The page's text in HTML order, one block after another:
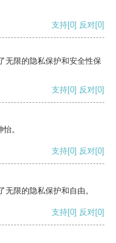
支持[0] 反对[0]
无限的隐私保护和安全性保
支持[0] 反对[0]
。
支持[0] 反对[0]
限的隐私保护和自由。
支持[0] 反对[0]